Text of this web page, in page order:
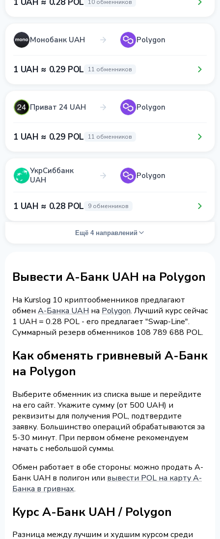
10 обменников
Монобанк UAH Polygon
1 UAH ≈ 0.29 POL 11 обменников
Приват 24 UAH Polygon
1 UAH ≈ 0.29 POL 11 обменников
УкрСиббанк
UAH
Polygon
1 UAH ≈ 0.28 POL 9 обменников
Ещё 4 направлений
Вывести А-Банк UAH на Polygon
На Kurslog 10 криптообменников предлагают
обмен А-Банка UAH на Polygon. Лучший курс сейчас
1 UAH = 0.28 POL - его предлагает "Swap-Line".
Суммарный резерв обменников 108 789 688 POL.
Как обменять гривневый А-Банк
на Polygon
Выберите обменник из списка выше и перейдите
на его сайт. Укажите сумму (от 500 UAH) и
реквизиты для получения POL, подтвердите
заявку. Большинство операций обрабатываются за
5-30 минут. При первом обмене рекомендуем
начать с небольшой суммы.
Обмен работает в обе стороны: можно продать А-
Банк UAH в полигон или вывести POL на карту А-
Банка в гривнах.
Курс А-Банк UAH / Polygon
Разница между лучшим и худшим курсом среди